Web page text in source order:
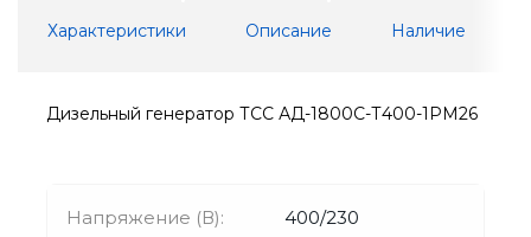
Характеристики Описание Наличие
Дизельный генератор ТСС АД-1800С-Т400-1РМ26
Напряжение (В): 400/230